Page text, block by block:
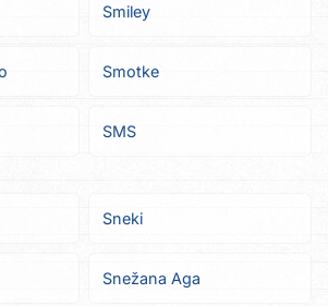
Smiley
Smotke
SMS
Sneki
Snežana Aga